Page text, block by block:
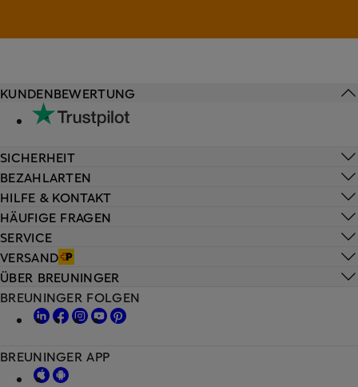
HILFE & KONTAKT
HÄUFIGE FRAGEN
SERVICE
VERSAND
KUNDENBEWERTUNG
SICHERHEIT
BEZAHLARTEN
ÜBER BREUNINGER
BREUNINGER FOLGEN
BREUNINGER APP